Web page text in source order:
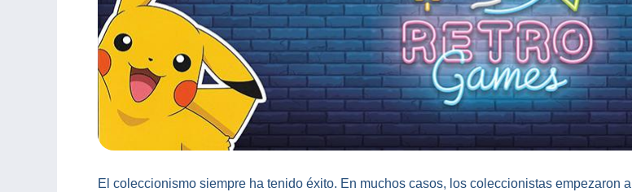
El coleccionismo siempre ha tenido éxito. En muchos casos, los coleccionistas empezaron a